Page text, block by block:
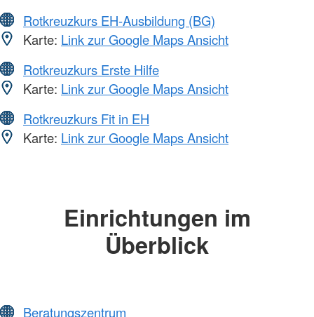
Rotkreuzkurs EH-Ausbildung (BG)
Karte: Link zur Google Maps Ansicht
Rotkreuzkurs Erste Hilfe
Karte: Link zur Google Maps Ansicht
Rotkreuzkurs Fit in EH
Karte: Link zur Google Maps Ansicht
Einrichtungen im
Überblick
Beratungszentrum